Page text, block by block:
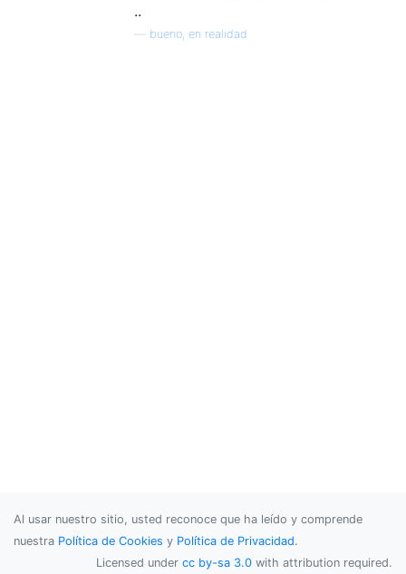
..
bueno, en realidad
Al usar nuestro sitio, usted reconoce que ha leído y comprende
nuestra Política de Cookies y Política de Privacidad.
Licensed under cc by-sa 3.0 with attribution required.